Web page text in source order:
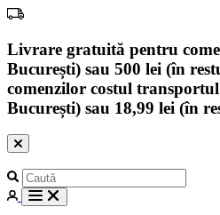
Livrare gratuită pentru
București) sau 500 lei (în
comenzilor costul transportul
București) sau 18,99 lei (în